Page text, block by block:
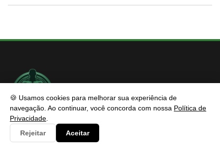
🍪 Usamos cookies para melhorar sua experiência de
navegação. Ao continuar, você concorda com nossa Política de
Privacidade
Rejeitar
Aceitar
CIDESP